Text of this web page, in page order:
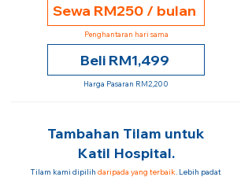
Sewa RM250 / bulan
Penghantaran hari sama
Beli RM1,499
Harga Pasaran RM2,200
Tambahan Tilam untuk
Katil Hospital.
Tilam kami dipilih daripada yang terbaik. Lebih padat